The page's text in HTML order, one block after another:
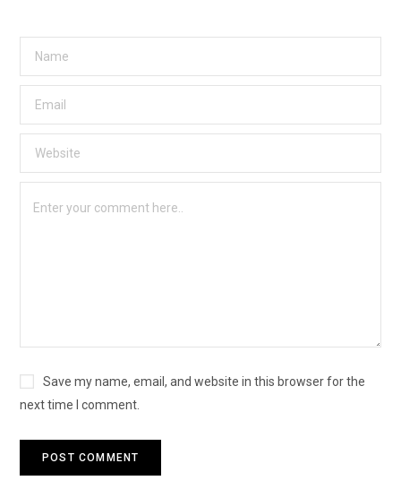
Save my name, email, and website in this browser for the
next time I comment.